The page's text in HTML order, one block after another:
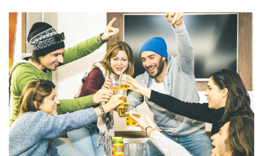
POOLS & BEACH
Scelerisque fermentum